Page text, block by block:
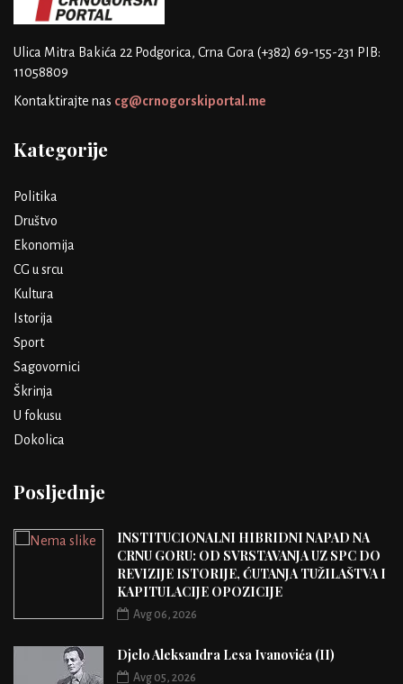
Ulica Mitra Bakića 22 Podgorica, Crna Gora (+382) 69-155-231 PIB:
11058809
Kontaktirajte nas cg@crnogorskiportal.me
Kategorije
Politika
Društvo
Ekonomija
CG u srcu
Kultura
Istorija
Sport
Sagovornici
Škrinja
U fokusu
Dokolica
Posljednje
INSTITUCIONALNI HIBRIDNI NAPAD NA
CRNU GORU: OD SVRSTAVANJA UZ SPC DO
REVIZIJE ISTORIJE, ĆUTANJA TUŽILAŠTVA I
KAPITULACIJE OPOZICIJE
Avg 06, 2026
Djelo Aleksandra Lesa Ivanovića (II)
Avg 05, 2026